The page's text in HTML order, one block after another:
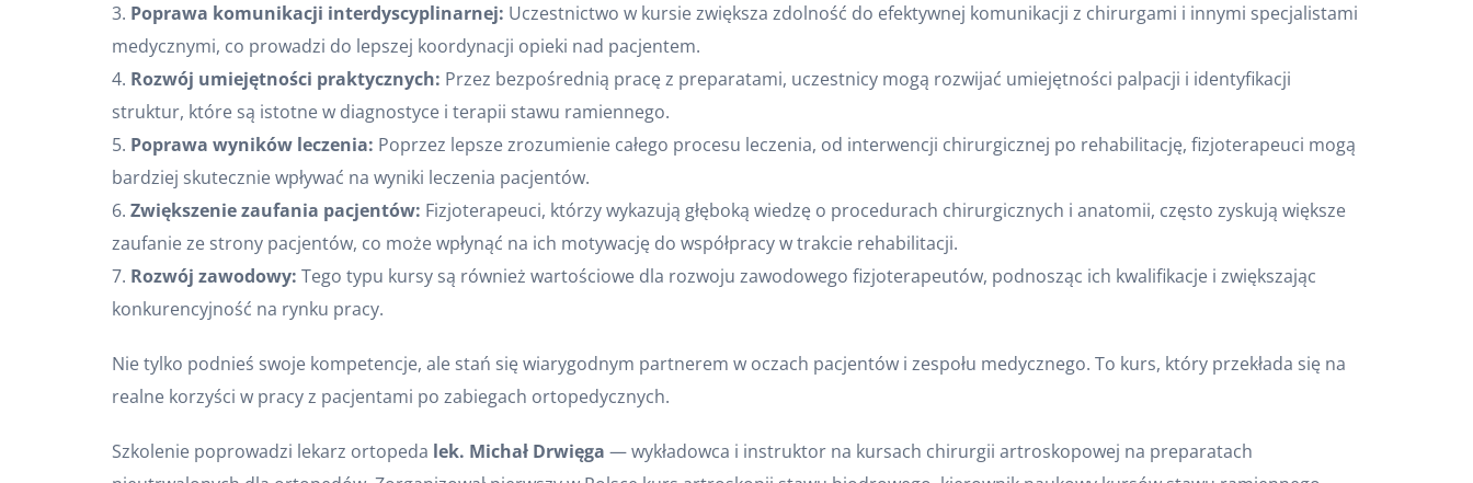
3. Poprawa komunikacji interdyscyplinarnej: Uczestnictwo w kursie zwiększa zdolność do efektywnej komunikacji z chirurgami i innymi specjalistami
medycznymi, co prowadzi do lepszej koordynacji opieki nad pacjentem.
4. Rozwój umiejętności praktycznych: Przez bezpośrednią pracę z preparatami, uczestnicy mogą rozwijać umiejętności palpacji i identyfikacji
struktur, które są istotne w diagnostyce i terapii stawu ramiennego.
5. Poprawa wyników leczenia: Poprzez lepsze zrozumienie całego procesu leczenia, od interwencji chirurgicznej po rehabilitację, fizjoterapeuci mogą
bardziej skutecznie wpływać na wyniki leczenia pacjentów.
6. Zwiększenie zaufania pacjentów: Fizjoterapeuci, którzy wykazują głęboką wiedzę o procedurach chirurgicznych i anatomii, często zyskują większe
zaufanie ze strony pacjentów, co może wpłynąć na ich motywację do współpracy w trakcie rehabilitacji.
7. Rozwój zawodowy: Tego typu kursy są również wartościowe dla rozwoju zawodowego fizjoterapeutów, podnosząc ich kwalifikacje i zwiększając
konkurencyjność na rynku pracy.
Nie tylko podnieś swoje kompetencje, ale stań się wiarygodnym partnerem w oczach pacjentów i zespołu medycznego. To kurs, który przekłada się na
realne korzyści w pracy z pacjentami po zabiegach ortopedycznych.
Szkolenie poprowadzi lekarz ortopeda lek. Michał Drwięga — wykładowca i instruktor na kursach chirurgii artroskopowej na preparatach